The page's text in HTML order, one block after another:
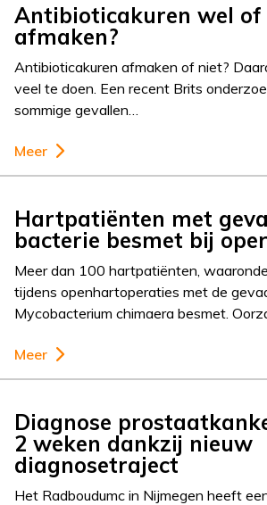
Antibioticakuren wel of
afmaken?
Antibioticakuren afmaken of niet?
veel te doen. Een recent Brits
sommige gevallen…
Meer
Hartpatiënten met
bacterie besmet bij
Meer dan 100 hartpatiënten,
tijdens openhartoperaties met de
Mycobacterium chimaera besmet.
Meer
Diagnose
2 weken dankzij nieuw
diagnosetraject
Het Radboudumc in Nijmegen heeft